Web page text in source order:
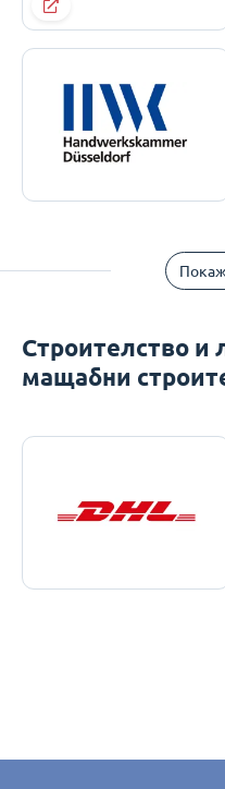
Строителство и
мащабни